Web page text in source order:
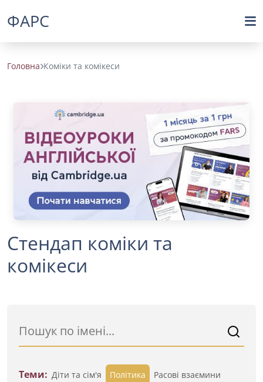
ФАРС
Головна Коміки та комікеси
Стендап коміки та
комікеси
Теми: Діти та сім'я Політика
Расові взаємини